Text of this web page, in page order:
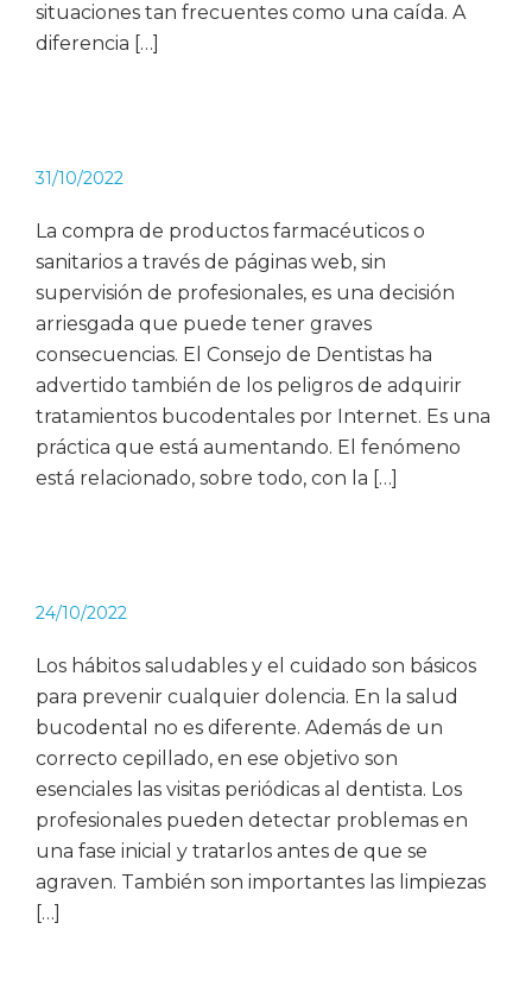
situaciones tan frecuentes como una caída. A
diferencia […]
31/10/2022
La compra de productos farmacéuticos o
sanitarios a través de páginas web, sin
supervisión de profesionales, es una decisión
arriesgada que puede tener graves
consecuencias. El Consejo de Dentistas ha
advertido también de los peligros de adquirir
tratamientos bucodentales por Internet. Es una
práctica que está aumentando. El fenómeno
está relacionado, sobre todo, con la […]
24/10/2022
Los hábitos saludables y el cuidado son básicos
para prevenir cualquier dolencia. En la salud
bucodental no es diferente. Además de un
correcto cepillado, en ese objetivo son
esenciales las visitas periódicas al dentista. Los
profesionales pueden detectar problemas en
una fase inicial y tratarlos antes de que se
agraven. También son importantes las limpiezas
[…]